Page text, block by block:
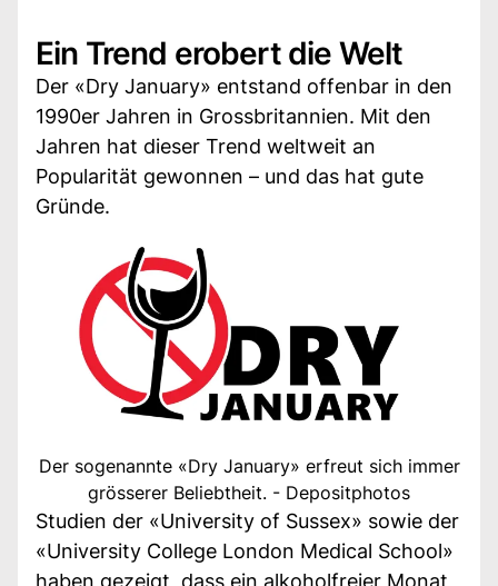
Ein Trend erobert die Welt
Der «Dry January» entstand offenbar in den
1990er Jahren in Grossbritannien. Mit den
Jahren hat dieser Trend weltweit an
Popularität gewonnen – und das hat gute
Gründe.
Der sogenannte «Dry January» erfreut sich immer
grösserer Beliebtheit. - Depositphotos
Studien der «University of Sussex» sowie der
«University College London Medical School»
haben gezeigt, dass ein alkoholfreier Monat